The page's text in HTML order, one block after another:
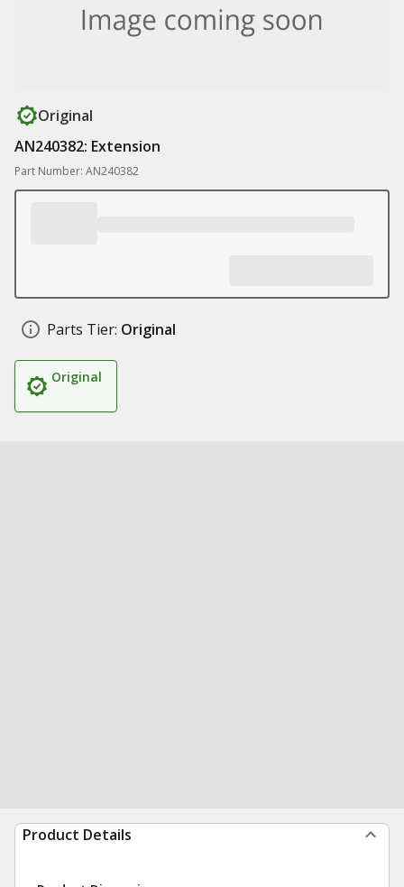
Original
AN240382: Extension
Part Number: AN240382
Parts Tier: Original
Original
Product Details